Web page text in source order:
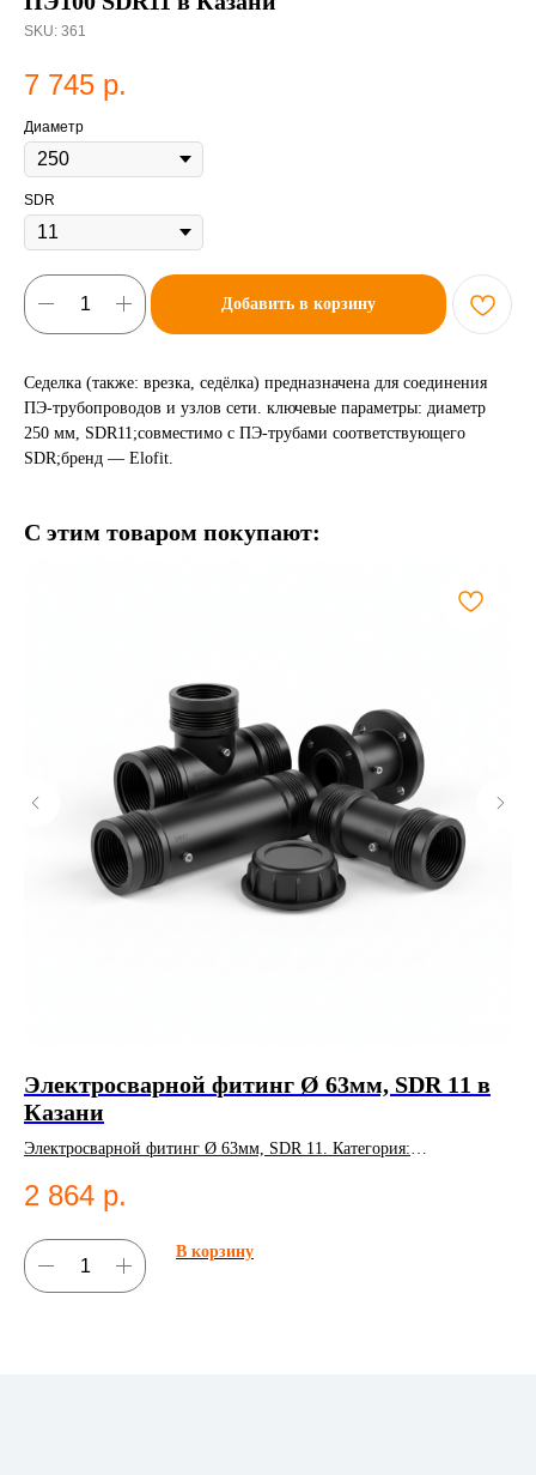
SKU: 361
7 745 р.
Диаметр
SDR
Добавить в корзину
Седелка (также: врезка, седёлка) предназначена для соединения
ПЭ-трубопроводов и узлов сети. ключевые параметры: диаметр
250 мм, SDR11;совместимо с ПЭ-трубами соответствующего
SDR;бренд — Elofit.
С этим товаром покупают:
Электросварной фитинг Ø 63мм, SDR 11 в
Казани
Электросварной фитинг Ø 63мм, SDR 11. Категория:
2 864 р.
В корзину